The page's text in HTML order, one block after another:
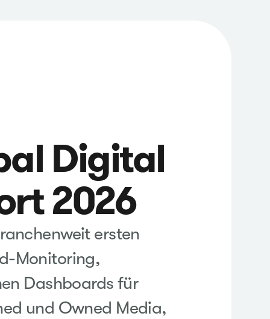
Digital
2026
ersten
Monitoring,
Dashboards für
und Owned Media,